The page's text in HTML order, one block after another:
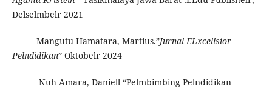
Delselmbelr 2021
Mangutu Hamatara, Martius.”Jurnal ELxcellsior
Pelndidikan” Oktobelr 2024
Nuh Amara, Daniell “Pelmbimbing Pelndidikan